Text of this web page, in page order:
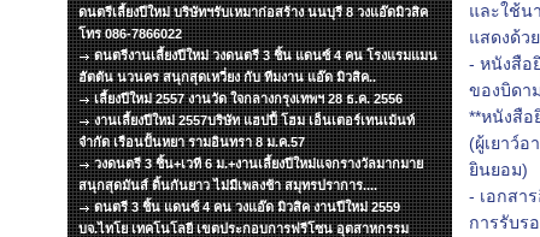
ดนตรีเลี้ยงปีใหม่ บริษัทฯรับเหมาก่อสร้าง นนบุรี 8 วงแอ๊ดมิวสิค
โทร 086-7866022
ดนตรีงานเลี้ยงปีใหม่ วงดนตรี 3 ชิ้น แดนซ์ 4 คน โรงแรมแมน
ฮัตตัน นวนคร สนุกสุดเหวี่ยง กับ ทีมงาน แอ๊ด มิวสิค..
เลี้ยงปีใหม่ 2557 งานวัด ใจกลางกรุงเทพฯ 28 ธ.ค. 2556
งานเลี้ยงปีใหม่ 2557บริษัท แฮปปี้ โฮม เอ็นเตอร์เทนเม้นท์
จำกัด เรือนปั้นหยา รามอินทรา 8 ม.ค.57
วงดนตรี 3 ชิ้น+เวที 6 ม.+งานเลี้ยงปีใหม่แจกรางวัลมากมาย
สนุกสุดมันส์ ดิ้นกันยาว ไม่มีเพลงช้า สมุทรปราการ....
ดนตรี 3 ชิ้น แดนซ์ 4 คน วงแอ๊ด มิวสิค งานปีใหม่ 2559
บจ.ไทโย เทคโนโลยี เขตประกอบการฟรีโซน อุตสาหกรรม
และใช้น
แสดงด้วย
- หนังสือ
ของบิดา
**หนังสือ
(ผู้เยาว์
ยินยอม)
- เอกสา
การรับร